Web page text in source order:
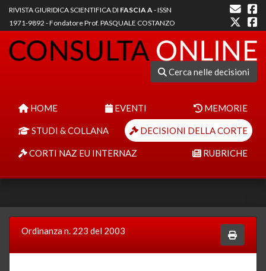
RIVISTA GIURIDICA SCIENTIFICA DI FASCIA A- ISSN
1971-9892 - Fondatore Prof. PASQUALE COSTANZO
Cerca nelle decisioni
HOME EVENTI MEMORIE
STUDI & COLLANA DECISIONI DELLA CORTE
CORTI NAZ EU INTERNAZ RUBRICHE
Ordinanza n. 223 del 2003